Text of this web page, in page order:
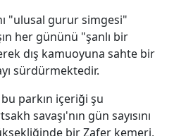
"ulusal gurur simgesi"
her gününü "şanlı bir
dış kamuoyuna sahte bir
sürdürmektedir.
parkın içeriği şu
savaşı'nın gün sayısını
bir Zafer kemeri,